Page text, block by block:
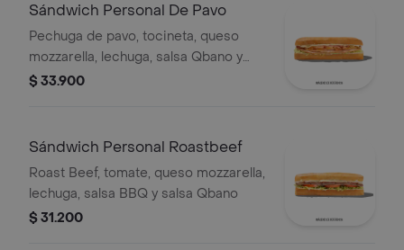
Sándwich Personal De Pavo
Pechuga de pavo, tocineta, queso
mozzarella, lechuga, salsa Qbano y
miel mostaza.
$ 33.900
Sándwich Personal Roastbeef
Roast Beef, tomate, queso mozzarella,
lechuga, salsa BBQ y salsa Qbano
$ 31.200